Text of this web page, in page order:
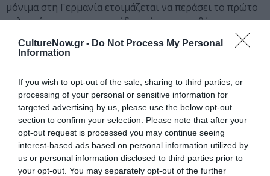
CultureNow.gr - Do Not Process My Personal
Information
If you wish to opt-out of the sale, sharing to third parties, or
processing of your personal or sensitive information for
targeted advertising by us, please use the below opt-out
section to confirm your selection. Please note that after your
opt-out request is processed you may continue seeing
interest-based ads based on personal information utilized by
us or personal information disclosed to third parties prior to
your opt-out. You may separately opt-out of the further
μόνιμα στη Γερμανία ετοιμάζεται να περάσει το πρώτο
καλοκαίρι της στην πατρίδα κι έτσι καταφθάνει στο
νησί παρά τις έντονες αντιδράσεις της μητέρας της
Ερμιόνης. Η συνάντηση όλων στο νησί θα γίνει αφορμή
θανάτου, σε μια αισιόδοξη και τρυφερή κωμωδία με
απροσδόκητο φινάλε.